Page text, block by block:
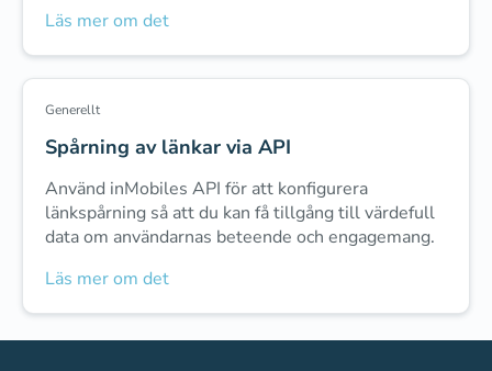
Läs mer om det
Generellt
Spårning av länkar via API
Använd inMobiles API för att konfigurera
länkspårning så att du kan få tillgång till värdefull
data om användarnas beteende och engagemang.
Läs mer om det